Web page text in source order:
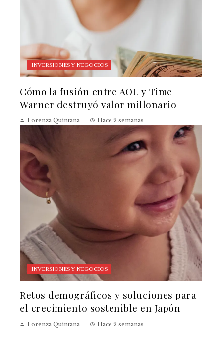
INVERSIONES Y NEGOCIOS
Cómo la fusión entre AOL y Time
Warner destruyó valor millonario
Lorenza Quintana Hace 2 semanas
INVERSIONES Y NEGOCIOS
Retos demográficos y soluciones para
el crecimiento sostenible en Japón
Lorenza Quintana Hace 2 semanas